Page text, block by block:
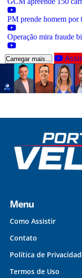
PM prende homem por
Operação mira fraude
Carregar mais...
Menu
Como Assistir
Contato
Política de
Termos de Uso